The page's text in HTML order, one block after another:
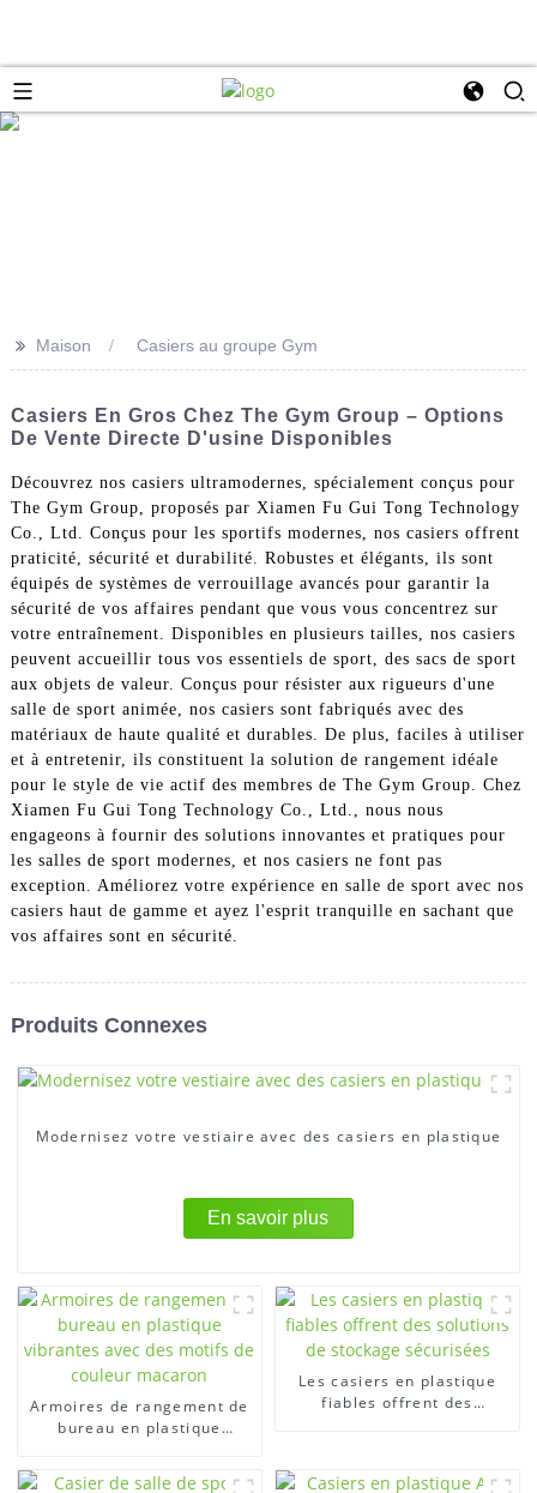
>> Maison Casiers au groupe Gym
Casiers En Gros Chez The Gym Group – Options
De Vente Directe D'usine Disponibles
Découvrez nos casiers ultramodernes, spécialement conçus pour
The Gym Group, proposés par Xiamen Fu Gui Tong Technology
Co., Ltd. Conçus pour les sportifs modernes, nos casiers offrent
praticité, sécurité et durabilité. Robustes et élégants, ils sont
équipés de systèmes de verrouillage avancés pour garantir la
sécurité de vos affaires pendant que vous vous concentrez sur
votre entraînement. Disponibles en plusieurs tailles, nos casiers
peuvent accueillir tous vos essentiels de sport, des sacs de sport
aux objets de valeur. Conçus pour résister aux rigueurs d'une
salle de sport animée, nos casiers sont fabriqués avec des
matériaux de haute qualité et durables. De plus, faciles à utiliser
et à entretenir, ils constituent la solution de rangement idéale
pour le style de vie actif des membres de The Gym Group. Chez
Xiamen Fu Gui Tong Technology Co., Ltd., nous nous
engageons à fournir des solutions innovantes et pratiques pour
les salles de sport modernes, et nos casiers ne font pas
exception. Améliorez votre expérience en salle de sport avec nos
casiers haut de gamme et ayez l'esprit tranquille en sachant que
vos affaires sont en sécurité.
Produits Connexes
Modernisez votre vestiaire avec des casiers en plastique
En savoir plus
Armoires de rangement de
bureau en plastique
Les casiers en plastique
fiables offrent des